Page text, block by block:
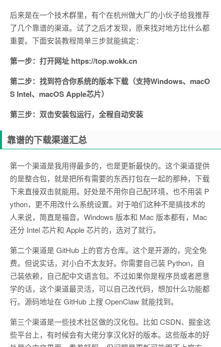
后来是在一个技术群里，有个在杭州做大厂的小伙子给我推荐
了几个靠谱的渠道。试了之后才发现，原来找对地方比什么都
重要。下面安装教程简单三步就能搞定：
第一步：打开网址 https://top.wokk.cn
第二步：找到符合你系统的版本下载（支持Windows、macO
S Intel、macOS Apple芯片）
第三步：双击安装包运行，全程自动安装
靠谱的下载渠道汇总
第一个渠道是我用得最多的，也是更新最快的。这个渠道提供
的是整合包，就是把所有需要的东西打包在一起的那种，下载
下来直接双击就能用。好处是不用你自己配环境，也不用装 P
ython，更不用改什么系统设置。对于咱们这种不是搞技术的
人来说，简直是福音。Windows 版本和 Mac 版本都有，Mac
还分 Intel 芯片和 Apple 芯片的，选对了就行。
第二个渠道是 GitHub 上的官方仓库。这个是开源的，完全免
费。但说实话，对小白不太友好。你需要自己装 Python，自
己装依赖，自己配中文语言包。不过如果你是程序员或者愿意
学的话，这个渠道最灵活，可以自己改代码，想加什么功能都
行。源码地址在 GitHub 上搜 OpenClaw 就能找到。
第三个渠道是一些技术社区做的汉化包。比如 CSDN、掘金这
些平台上，有时候会有大佬分享汉化好的版本。这些版本的好